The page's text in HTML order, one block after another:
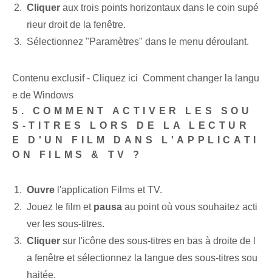
Cliquer aux trois points horizontaux dans le coin supé
rieur droit de la fenêtre.
Sélectionnez "Paramètres" dans le menu déroulant.
Contenu exclusif - Cliquez ici Comment changer la langu
e de Windows
5. COMMENT ACTIVER LES SOU
S-TITRES‌ LORS DE LA LECTUR
E D'UN FILM DANS L'APPLICATI
ON FILMS ‌& TV ?
Ouvre l'application Films et TV.
Jouez le film et pausa au point où vous souhaitez acti
ver les sous-titres.
Cliquer sur l'icône des sous-titres en bas à droite de l
a fenêtre et sélectionnez la langue des sous-titres sou
haitée.